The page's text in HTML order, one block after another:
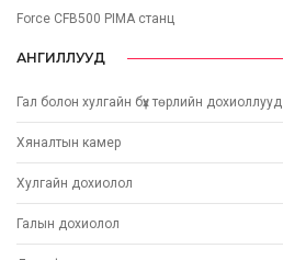
Force CFB500 PIMA станц
АНГИЛЛУУД
Гал болон хулгайн бүх төрлийн дохиоллууд
Хяналтын камер
Хулгайн дохиолол
Галын дохиолол